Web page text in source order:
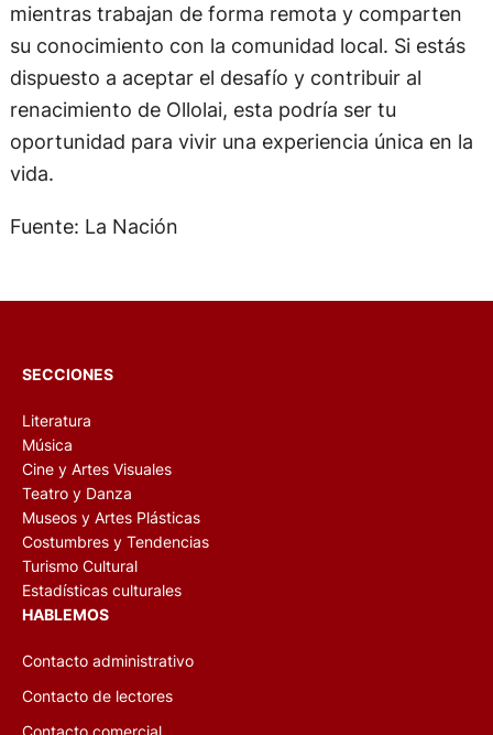
mientras trabajan de forma remota y comparten
su conocimiento con la comunidad local. Si estás
dispuesto a aceptar el desafío y contribuir al
renacimiento de Ollolai, esta podría ser tu
oportunidad para vivir una experiencia única en la
vida.
Fuente: La Nación
SECCIONES
Literatura
Música
Cine y Artes Visuales
Teatro y Danza
Museos y Artes Plásticas
Costumbres y Tendencias
Turismo Cultural
Estadísticas culturales
HABLEMOS
Contacto administrativo
Contacto de lectores
Contacto comercial